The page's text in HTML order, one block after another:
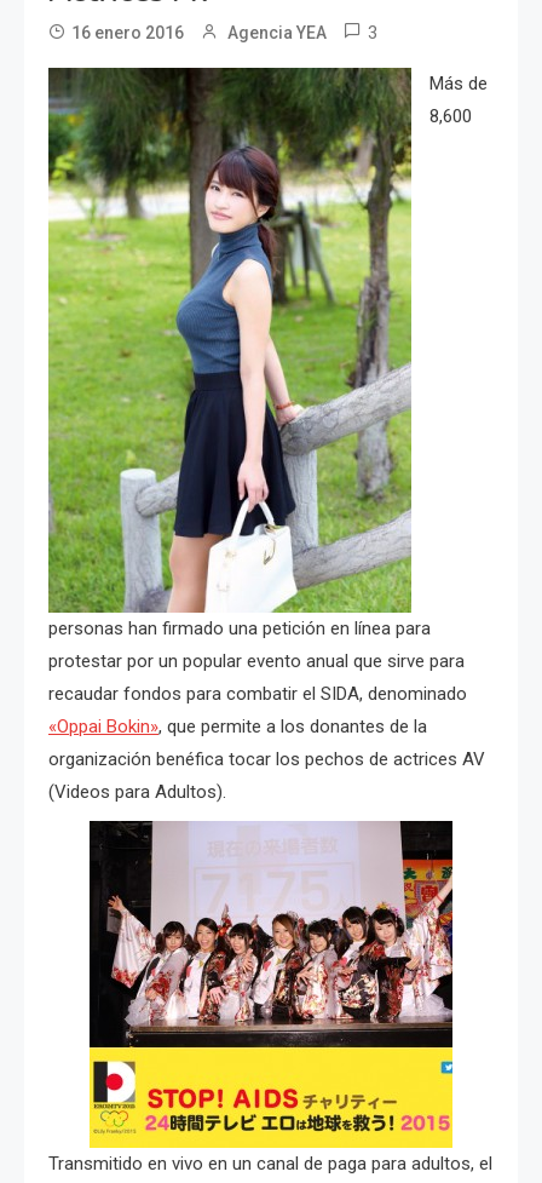
16 enero 2016 Agencia YEA 3
Más de
8,600
personas han firmado una petición en línea para
protestar por un popular evento anual que sirve para
recaudar fondos para combatir el SIDA, denominado
«Oppai Bokin», que permite a los donantes de la
organización benéfica tocar los pechos de actrices AV
(Videos para Adultos).
Transmitido en vivo en un canal de paga para adultos, el